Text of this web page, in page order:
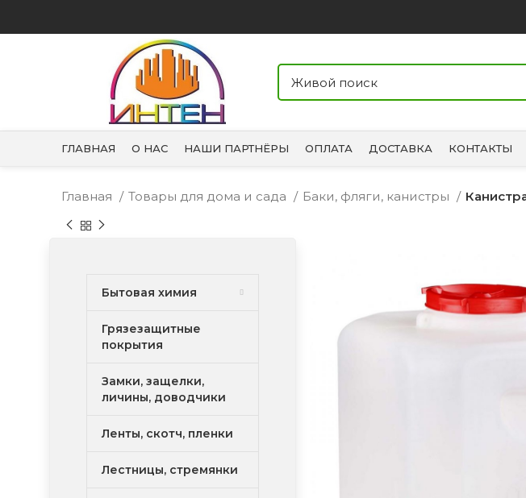
ГЛАВНАЯ О НАС НАШИ ПАРТНЁРЫ ОПЛАТА ДОСТАВКА КОНТАКТЫ
Главная Товары для дома и сада Баки, фляги, канистры
Бытовая химия
Грязезащитные
покрытия
Замки, защелки,
личины, доводчики
Ленты, скотч, пленки
Лестницы, стремянки